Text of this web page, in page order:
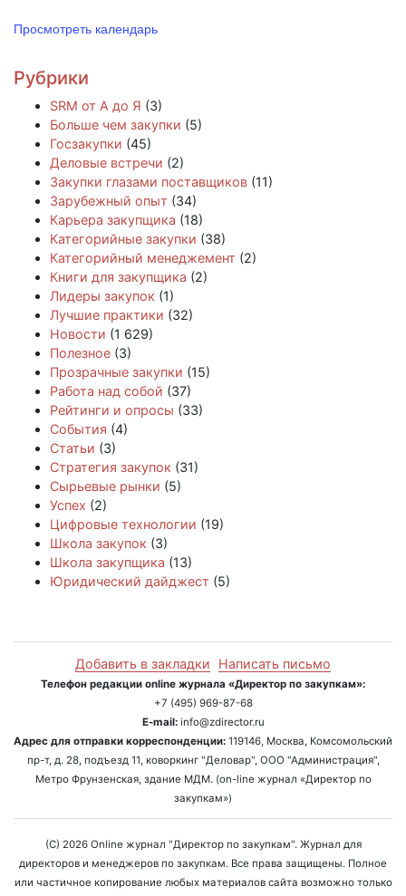
Просмотреть календарь
Рубрики
SRM от А до Я (3)
Больше чем закупки (5)
Госзакупки (45)
Деловые встречи (2)
Закупки глазами поставщиков (11)
Зарубежный опыт (34)
Карьера закупщика (18)
Категорийные закупки (38)
Категорийный менеджемент (2)
Книги для закупщика (2)
Лидеры закупок (1)
Лучшие практики (32)
Новости (1 629)
Полезное (3)
Прозрачные закупки (15)
Работа над собой (37)
Рейтинги и опросы (33)
События (4)
Статьи (3)
Стратегия закупок (31)
Сырьевые рынки (5)
Успех (2)
Цифровые технологии (19)
Школа закупок (3)
Школа закупщика (13)
Юридический дайджест (5)
Добавить в закладки Написать письмо
Телефон редакции online журнала «Директор по закупкам»:
+7 (495) 969-87-68
E-mail:info@zdirector.ru
Адрес для отправки корреспонденции: 119146, Москва, Комсомольский
пр-т, д. 28, подъезд 11, коворкинг "Деловар", ООО "Администрация",
Метро Фрунзенская, здание МДМ. (on-line журнал «Директор по
закупкам»)
(C) 2026 Online журнал "Директор по закупкам". Журнал для
директоров и менеджеров по закупкам. Все права защищены. Полное
или частичное копирование любых материалов сайта возможно только